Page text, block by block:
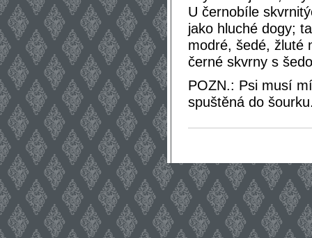
U černobíle
jako hluché dogy;
modré, šedé, žluté
černé skvrny s
POZN.: Psi musí
spuštěná do